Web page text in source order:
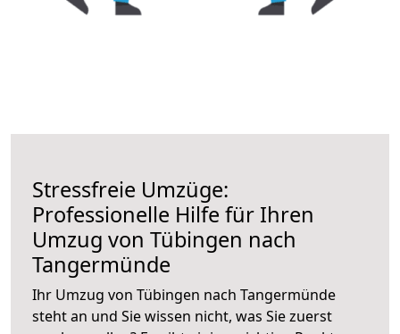
Stressfreie Umzüge:
Professionelle Hilfe für Ihren
Umzug von Tübingen nach
Tangermünde
Ihr Umzug von Tübingen nach Tangermünde
steht an und Sie wissen nicht, was Sie zuerst